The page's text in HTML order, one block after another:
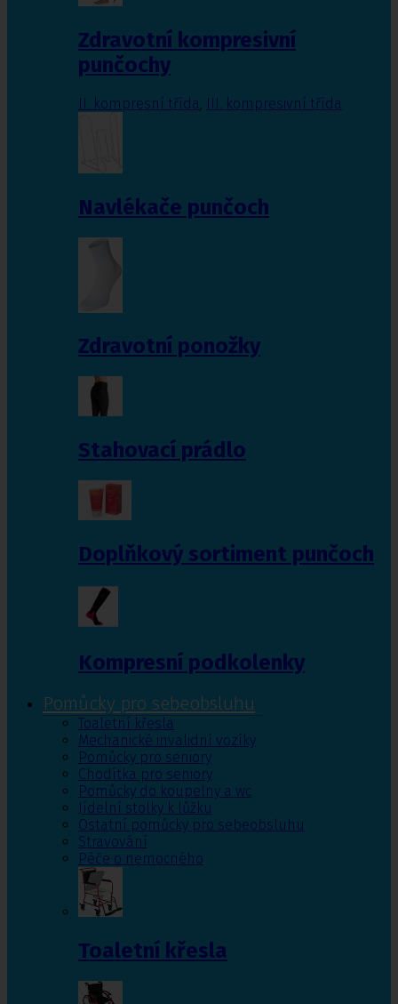
Zdravotní kompresivní
punčochy
II. kompresní třída III. kompresivní třída
Navlékače punčoch
Zdravotní ponožky
Stahovací prádlo
Doplňkový sortiment punčoch
Kompresní podkolenky
Pomůcky pro sebeobsluhu
Toaletní křesla
Mechanické invalidní vozíky
Pomůcky pro seniory
Chodítka pro seniory
Pomůcky do koupelny a wc
Jídelní stolky k lůžku
Ostatní pomůcky pro sebeobsluhu
Stravování
Péče o nemocného
Toaletní křesla